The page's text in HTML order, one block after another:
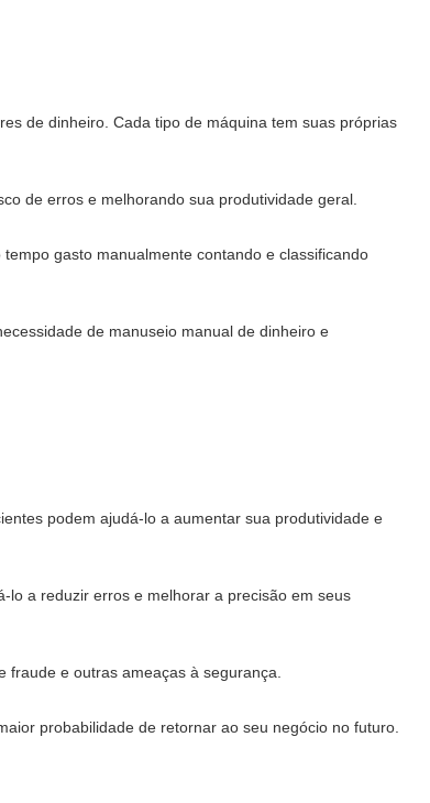
de dinheiro. Cada tipo de máquina tem suas próprias
de erros e melhorando sua produtividade geral.
gasto manualmente contando e classificando
de manuseio manual de dinheiro e
podem ajudá-lo a aumentar sua produtividade e
lo a reduzir erros e melhorar a precisão em seus
e outras ameaças à segurança.
probabilidade de retornar ao seu negócio no futuro.